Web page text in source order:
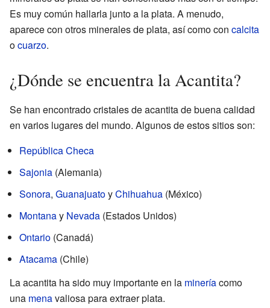
Es muy común hallarla junto a la plata. A menudo,
aparece con otros minerales de plata, así como con calcita
ocuarzo.
¿Dónde se encuentra la Acantita?
Se han encontrado cristales de acantita de buena calidad
en varios lugares del mundo. Algunos de estos sitios son:
República Checa
Sajonia (Alemania)
Sonora, GuanajuatoyChihuahua (México)
Montanay Nevada (Estados Unidos)
Ontario (Canadá)
Atacama (Chile)
La acantita ha sido muy importante en la mineríacomo
una menavaliosa para extraer plata.